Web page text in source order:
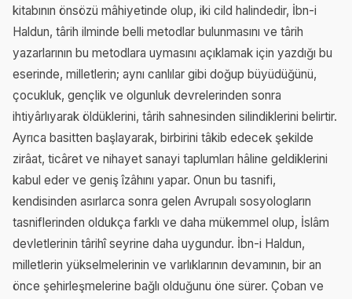
kitabının önsözü mâhiyetinde olup, iki cild halindedir, İbn-i
Haldun, târih ilminde belli metodlar bulunmasını ve târih
yazarlarının bu metodlara uymasını açıklamak için yazdığı bu
eserinde, milletlerin; aynı canlılar gibi doğup büyüdüğünü,
çocukluk, gençlik ve olgunluk devrelerinden sonra
ihtiyârlıyarak öldüklerini, târih sahnesinden silindiklerini belirtir.
Ayrıca basitten başlayarak, birbirini tâkib edecek şekilde
zirâat, ticâret ve nihayet sanayi taplumları hâline geldiklerini
kabul eder ve geniş îzâhını yapar. Onun bu tasnifi,
kendisinden asırlarca sonra gelen Avrupalı sosyologların
tasniflerinden oldukça farklı ve daha mükemmel olup, İslâm
devletlerinin târihî seyrine daha uygundur. İbn-i Haldun,
milletlerin yükselmelerinin ve varlıklarının devamının, bir an
önce şehirleşmelerine bağlı olduğunu öne sürer. Çoban ve